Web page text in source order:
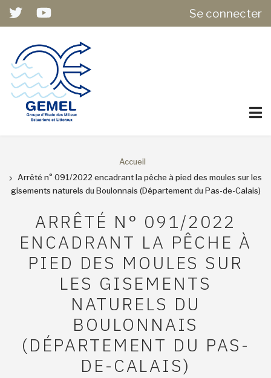
Aller
principal
ACCOUNTSe connecter
FIL
D'ARIANE
Accueil
Arrêté n° 091/2022 encadrant la pêche à pied des moules sur les
gisements naturels du Boulonnais (Département du Pas-de-Calais)
ARRÊTÉ N° 091/2022
ENCADRANT LA PÊCHE À
PIED DES MOULES SUR
LES GISEMENTS
NATURELS DU
BOULONNAIS
(DÉPARTEMENT DU PAS-
DE-CALAIS)